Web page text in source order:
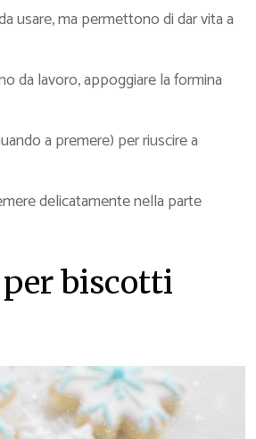
usare, ma permettono di dar vita a
da lavoro, appoggiare la formina
a premere) per riuscire a
delicatamente nella parte
biscotti